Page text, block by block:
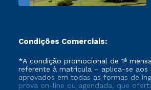
Condições Comerciais:
*A condição promocional de 1ª
referente à matrícula – aplica-se aos
aprovados em todas as formas de
prova on-line ou agendada, que